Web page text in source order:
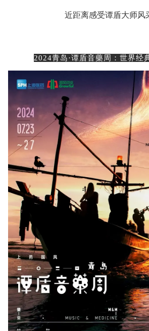
近距离感受谭盾大师风
2024青岛·谭盾音藥周：世界经